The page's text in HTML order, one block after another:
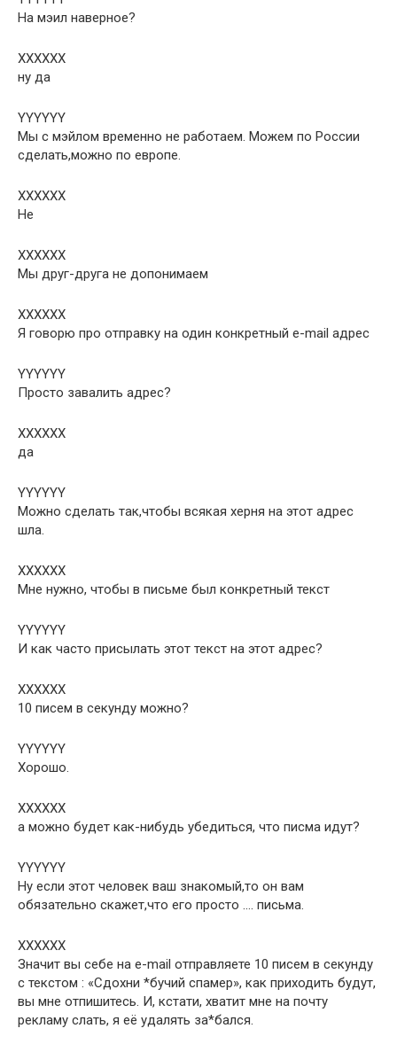
На мэил наверное?
XXXXXX
ну да
YYYYYY
Мы с мэйлом временно не работаем. Можем по России
сделать,можно по европе.
XXXXXX
Не
XXXXXX
Мы друг-друга не допонимаем
XXXXXX
Я говорю про отправку на один конкретный e-mail адрес
YYYYYY
Просто завалить адрес?
XXXXXX
да
YYYYYY
Можно сделать так,чтобы всякая херня на этот адрес
шла.
XXXXXX
Мне нужно, чтобы в письме был конкретный текст
YYYYYY
И как часто присылать этот текст на этот адрес?
XXXXXX
10 писем в секунду можно?
YYYYYY
Хорошо.
XXXXXX
а можно будет как-нибудь убедиться, что писма идут?
YYYYYY
Ну если этот человек ваш знакомый,то он вам
обязательно скажет,что его просто …. письма.
XXXXXX
Значит вы себе на e-mail отправляете 10 писем в секунду
с текстом : «Сдохни *бучий спамер», как приходить будут,
вы мне отпишитесь. И, кстати, хватит мне на почту
рекламу слать, я её удалять за*бался.